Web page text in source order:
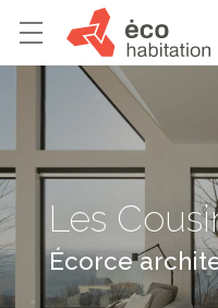
Les
Écorce